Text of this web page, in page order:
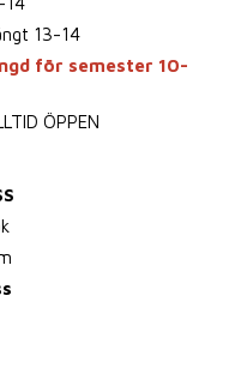
13-14
för semester 10-
ÖPPEN